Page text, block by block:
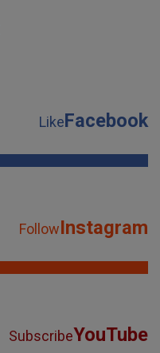
LikeFacebook
FollowInstagram
SubscribeYouTube